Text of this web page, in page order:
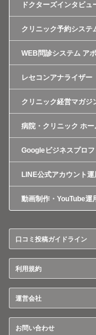
ドクターズインタビュ
クリニック予約システ
WEB問診システム ア
レセコンアナライザー
クリニック経営マガジ
病院・クリニック ホ
Googleビジネスプロ
LINE公式アカウント運
動画制作・YouTube運
口コミ投稿ガイドライン
利用規約
運営会社
お問い合わせ